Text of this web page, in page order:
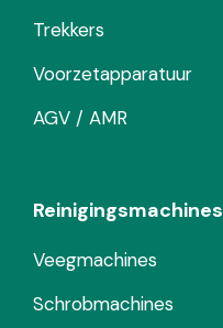
Trekkers
Voorzetapparatuur
AGV / AMR
Reinigingsmachines
Veegmachines
Schrobmachines